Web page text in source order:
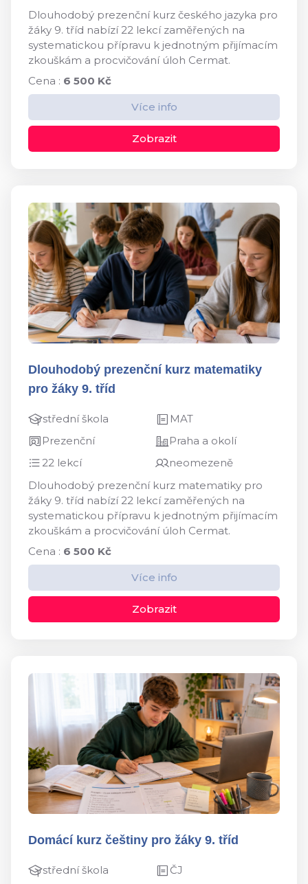
Dlouhodobý prezenční kurz českého jazyka pro
žáky 9. tříd nabízí 22 lekcí zaměřených na
systematickou přípravu k jednotným přijímacím
zkouškám a procvičování úloh Cermat.
Cena : 6 500 Kč
Více info
Zobrazit
Dlouhodobý prezenční kurz matematiky
pro žáky 9. tříd
střední škola
MAT
Prezenční
Praha a okolí
22 lekcí
neomezeně
Dlouhodobý prezenční kurz matematiky pro
žáky 9. tříd nabízí 22 lekcí zaměřených na
systematickou přípravu k jednotným přijímacím
zkouškám a procvičování úloh Cermat.
Cena : 6 500 Kč
Více info
Zobrazit
Domácí kurz češtiny pro žáky 9. tříd
střední škola
ČJ